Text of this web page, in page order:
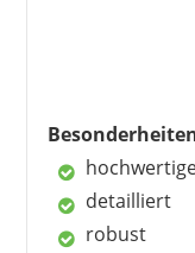
detailliert
robust